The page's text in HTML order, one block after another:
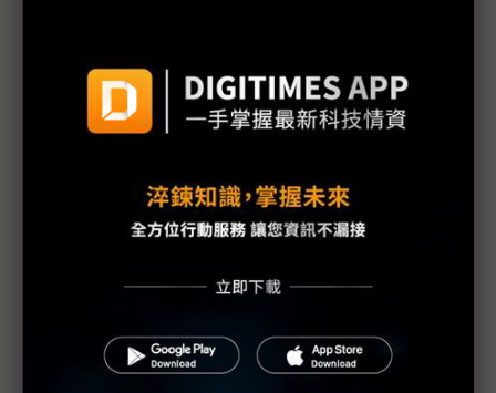
三星押寶Wide Fold迎戰蘋果 產量傳居3款折疊機型
三星新款折疊機亮相在即 Fold8傳鉸鏈優化改善折
蘋果折疊iPhone邁入量產 富士康多地招工供應鏈備